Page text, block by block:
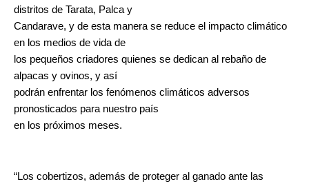
distritos de Tarata, Palca y
Candarave, y de esta manera se reduce el impacto climático
en los medios de vida de
los pequeños criadores quienes se dedican al rebaño de
alpacas y ovinos, y así
podrán enfrentar los fenómenos climáticos adversos
pronosticados para nuestro país
en los próximos meses.
“Los cobertizos, además de proteger al ganado ante las